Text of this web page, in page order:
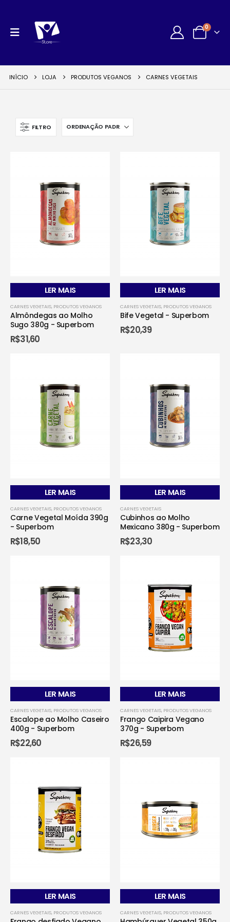
0
INÍCIO LOJA PRODUTOS VEGANOS CARNES VEGETAIS
FILTRO
LER MAIS
CARNES VEGETAIS, PRODUTOS VEGANOS
Almôndegas ao Molho
Sugo 380g - Superbom
R$31,60
LER MAIS
CARNES VEGETAIS, PRODUTOS VEGANOS
Bife Vegetal - Superbom
R$20,39
LER MAIS
CARNES VEGETAIS, PRODUTOS VEGANOS
Carne Vegetal Moída 390g
- Superbom
R$18,50
LER MAIS
CARNES VEGETAIS
Cubinhos ao Molho
Mexicano 380g - Superbom
R$23,30
LER MAIS
CARNES VEGETAIS, PRODUTOS VEGANOS
Escalope ao Molho Caseiro
400g - Superbom
R$22,60
LER MAIS
CARNES VEGETAIS, PRODUTOS VEGANOS
Frango Caipira Vegano
370g - Superbom
R$26,59
LER MAIS
CARNES VEGETAIS, PRODUTOS VEGANOS
LER MAIS
CARNES VEGETAIS, PRODUTOS VEGANOS